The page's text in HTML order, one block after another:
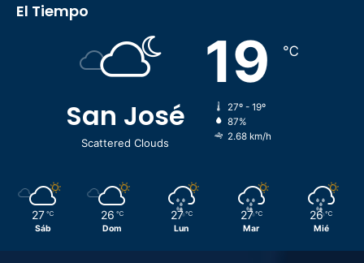
El Tiempo
San José
Scattered Clouds
19 ℃
27º - 19º
87%
2.68 km/h
27 ℃
Sáb
26 ℃
Dom
27 ℃
Lun
27 ℃
Mar
26 ℃
Mié